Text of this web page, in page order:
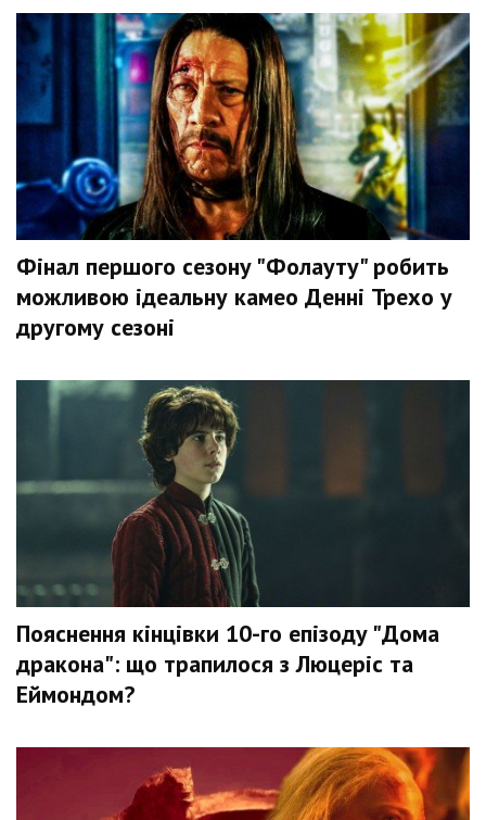
Фінал першого сезону "Фолауту" робить
можливою ідеальну камео Денні Трехо у
другому сезоні
Пояснення кінцівки 10-го епізоду "Дома
дракона": що трапилося з Люцеріс та
Еймондом?